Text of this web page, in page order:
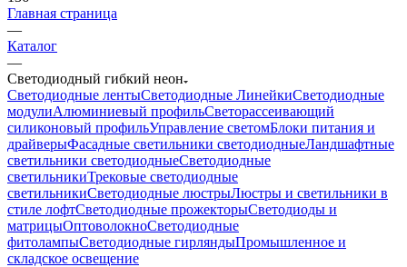
Главная страница
—
Каталог
—
Светодиодный гибкий неон
Светодиодные лентыСветодиодные ЛинейкиСветодиодные
модулиАлюминиевый профильСветорассеивающий
силиконовый профильУправление светомБлоки питания и
драйверыФасадные светильники светодиодныеЛандшафтные
светильники светодиодныеСветодиодные
светильникиТрековые светодиодные
светильникиСветодиодные люстрыЛюстры и светильники в
стиле лофтСветодиодные прожекторыСветодиоды и
матрицыОптоволокноСветодиодные
фитолампыСветодиодные гирляндыПромышленное и
складское освещение